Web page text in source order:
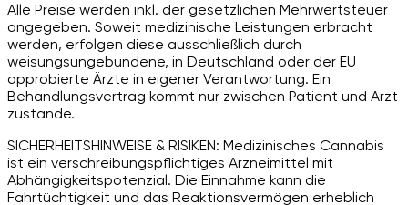
Alle Preise werden inkl. der gesetzlichen Mehrwertsteuer
angegeben. Soweit medizinische Leistungen erbracht
werden, erfolgen diese ausschließlich durch
weisungsungebundene, in Deutschland oder der EU
approbierte Ärzte in eigener Verantwortung. Ein
Behandlungsvertrag kommt nur zwischen Patient und Arzt
zustande.
SICHERHEITSHINWEISE & RISIKEN: Medizinisches Cannabis
ist ein verschreibungspflichtiges Arzneimittel mit
Abhängigkeitspotenzial. Die Einnahme kann die
Fahrtüchtigkeit und das Reaktionsvermögen erheblich